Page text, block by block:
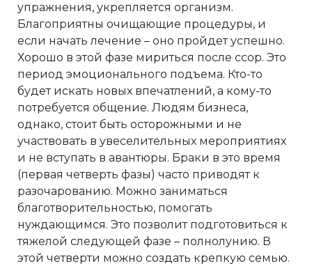
упражнения, укрепляется организм.
Благоприятны очищающие процедуры, и
если начать лечение – оно пройдет успешно.
Хорошо в этой фазе мириться после ссор. Это
период эмоционального подъема. Кто-то
будет искать новых впечатлений, а кому-то
потребуется общение. Людям бизнеса,
однако, стоит быть осторожными и не
участвовать в увеселительных мероприятиях
и не вступать в авантюры. Браки в это время
(первая четверть фазы) часто приводят к
разочарованию. Можно заниматься
благотворительностью, помогать
нуждающимся. Это позволит подготовиться к
тяжелой следующей фазе – полнолунию. В
этой четверти можно создать крепкую семью.